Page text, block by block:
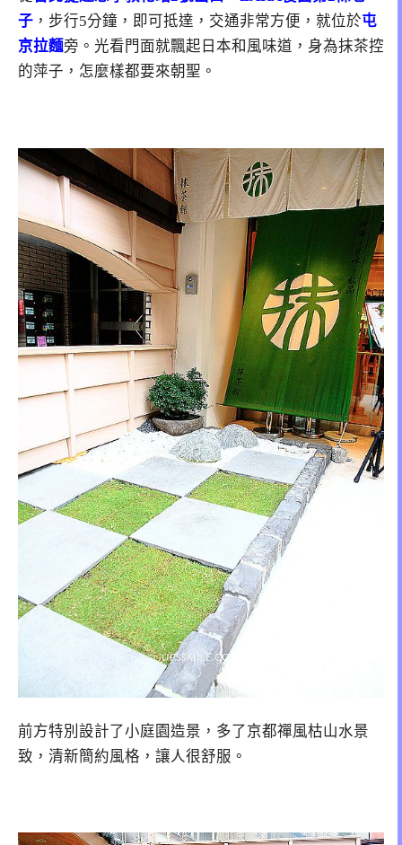
子 ，步行5分鐘，即可抵達，交通非常方便，就位於屯
京拉麵旁。光看門面就飄起日本和風味道，身為抹茶控
的萍子，怎麼樣都要來朝聖。
前方特別設計了小庭園造景，多了京都禪風枯山水景
致，清新簡約風格，讓人很舒服。